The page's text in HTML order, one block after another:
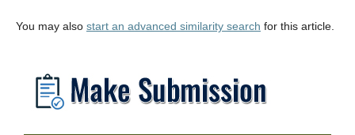
You may also start an advanced similarity search for this article.